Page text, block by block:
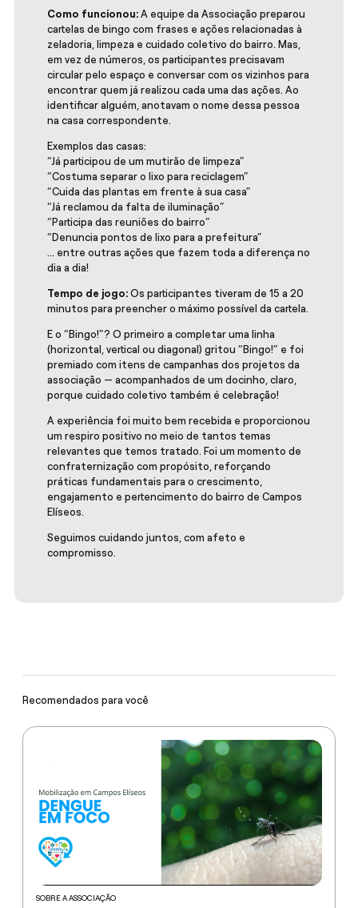
Como funcionou:A equipe da Associação preparou
cartelas de bingo com frases e ações relacionadas à
zeladoria, limpeza e cuidado coletivo do bairro. Mas,
em vez de números, os participantes precisavam
circular pelo espaço e conversar com os vizinhos para
encontrar quem já realizou cada uma das ações. Ao
identificar alguém, anotavam o nome dessa pessoa
na casa correspondente.
Exemplos das casas:
“Já participou de um mutirão de limpeza”
“Costuma separar o lixo para reciclagem”
“Cuida das plantas em frente à sua casa”
“Já reclamou da falta de iluminação”
“Participa das reuniões do bairro”
“Denuncia pontos de lixo para a prefeitura”
... entre outras ações que fazem toda a diferença no
dia a dia!
Tempo de jogo:Os participantes tiveram de 15 a 20
minutos para preencher o máximo possível da cartela.
E o “Bingo!”? O primeiro a completar uma linha
(horizontal, vertical ou diagonal) gritou “Bingo!” e foi
premiado com itens de campanhas dos projetos da
associação — acompanhados de um docinho, claro,
porque cuidado coletivo também é celebração!
A experiência foi muito bem recebida e proporcionou
um respiro positivo no meio de tantos temas
relevantes que temos tratado. Foi um momento de
confraternização com propósito, reforçando
práticas fundamentais para o crescimento,
engajamento e pertencimento do bairro de Campos
Elíseos.
Seguimos cuidando juntos, com afeto e
compromisso.
Recomendados para você
SOBRE A ASSOCIAÇÃO